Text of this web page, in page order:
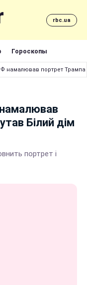
rbc.ua
Гороскопы
намалював портрет Трампа
Білий дім
портрет і